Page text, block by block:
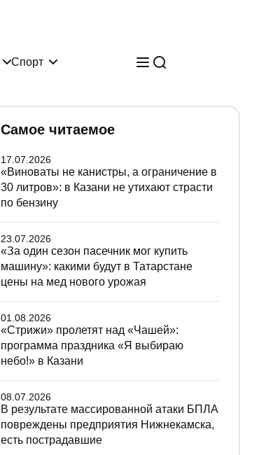
Спорт
Самое читаемое
17.07.2026
«Виноваты не канистры, а ограничение в
30 литров»: в Казани не утихают страсти
по бензину
23.07.2026
«За один сезон пасечник мог купить
машину»: какими будут в Татарстане
цены на мед нового урожая
01.08.2026
«Стрижи» пролетят над «Чашей»:
программа праздника «Я выбираю
небо!» в Казани
08.07.2026
В результате массированной атаки БПЛА
повреждены предприятия Нижнекамска,
есть пострадавшие